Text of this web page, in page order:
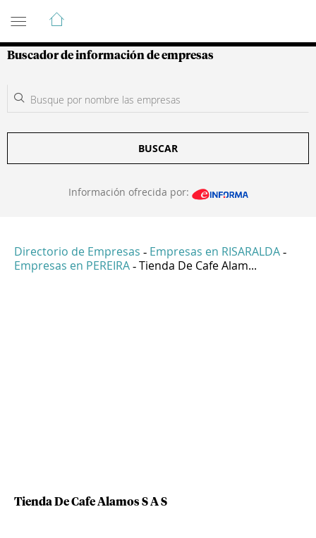
Guía de Empresas Colombianas
Buscador de información de empresas
BUSCAR
Información ofrecida por:
Directorio de Empresas - Empresas en RISARALDA -
Empresas en PEREIRA - Tienda De Cafe Alam...
Tienda De Cafe Alamos S A S